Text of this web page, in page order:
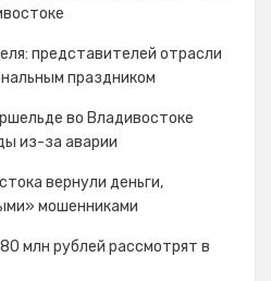
представителей отрасли
праздником
во Владивостоке
из-за аварии
вернули деньги,
мошенниками
млн рублей рассмотрят в